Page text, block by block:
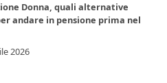
Donna, quali alternative
andare in pensione prima nel
2026